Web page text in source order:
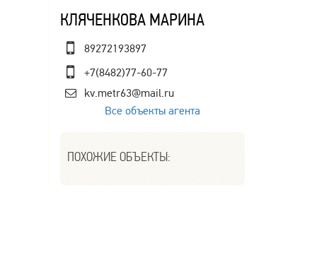
КЛЯЧЕНКОВА МАРИНА
89272193897
+7(8482)77-60-77
kv.metr63@mail.ru
Все объекты агента
ПОХОЖИЕ ОБЪЕКТЫ: